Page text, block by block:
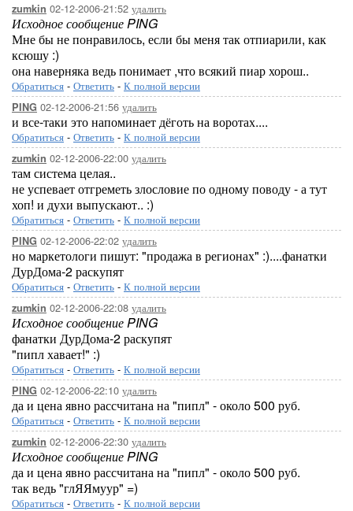
zumkin 02-12-2006-21:52 удалить
Исходное сообщение PING
Мне бы не понравилось, если бы меня так отпиарили, как
ксюшу :)
она наверняка ведь понимает ,что всякий пиар хорош..
Обратиться - Ответить - К полной версии
PING 02-12-2006-21:56 удалить
и все-таки это напоминает дёготь на воротах....
Обратиться - Ответить - К полной версии
zumkin 02-12-2006-22:00 удалить
там система целая..
не успевает отгреметь злословие по одному поводу - а тут
хоп! и духи выпускают.. :)
Обратиться - Ответить - К полной версии
PING 02-12-2006-22:02 удалить
но маркетологи пишут: "продажа в регионах" :)....фанатки
ДурДома-2 раскупят
Обратиться - Ответить - К полной версии
zumkin 02-12-2006-22:08 удалить
Исходное сообщение PING
фанатки ДурДома-2 раскупят
"пипл хавает!" :)
Обратиться - Ответить - К полной версии
PING 02-12-2006-22:10 удалить
да и цена явно рассчитана на "пипл" - около 500 руб.
Обратиться - Ответить - К полной версии
zumkin 02-12-2006-22:30 удалить
Исходное сообщение PING
да и цена явно рассчитана на "пипл" - около 500 руб.
так ведь "глЯЯмуур" =)
Обратиться - Ответить - К полной версии